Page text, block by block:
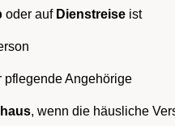
oder auf Dienstreise ist
pflegende Angehörige
, wenn die häusliche